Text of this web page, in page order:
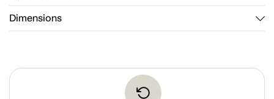
Dimensions